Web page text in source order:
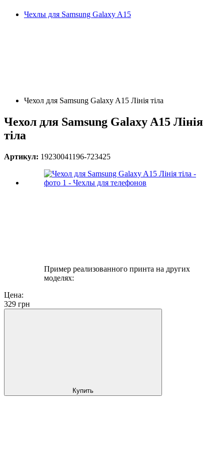
Чехлы для Samsung Galaxy A15
Чехол для Samsung Galaxy A15 Лінія тіла
Чехол для Samsung Galaxy A15 Лінія
тіла
Артикул: 19230041196-723425
Пример реализованного принта на других
моделях:
Цена:
329 грн
Купить